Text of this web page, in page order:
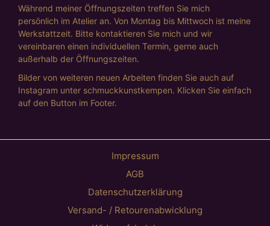
Während meiner Öffnungszeiten treffen Sie mich
persönlich im Atelier an. Von Montag bis Mittwoch ist meine
Werkstattzeit. Bitte kontaktieren Sie mich und wir
vereinbaren einen individuellen Termin, gerne auch
außerhalb der Öffnungszeiten.
Bilder von weiteren neuen Arbeiten finden Sie auch auf
Instagram unter schmuckkunstkempen. Klicken Sie einfach
auf den Button im Footer.
Impressum
AGB
Datenschutzerklärung
Versand- / Retourenabwicklung